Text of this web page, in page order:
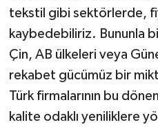
tekstil gibi sektörlerde,
kaybedebiliriz. Bununla
Çin, AB ülkeleri veya
rekabet gücümüz bir
Türk firmalarının bu
kalite odaklı yeniliklere